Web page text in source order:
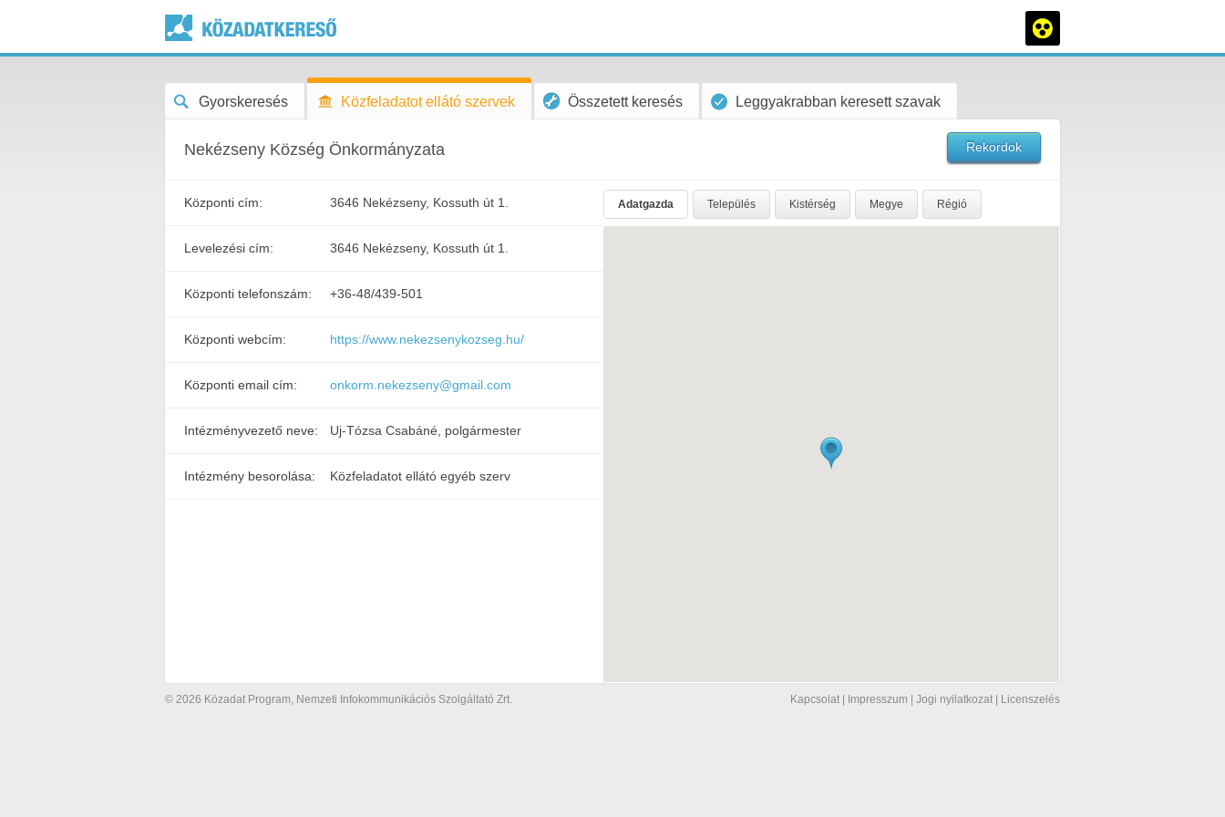
Gyorskeresés Közfeladatot ellátó szervek Összetett keresés Leggyakrabban keresett szavak
Nekézseny Község Önkormányzata Rekordok
Központi cím: 3646 Nekézseny, Kossuth út 1.
Levelezési cím: 3646 Nekézseny, Kossuth út 1.
Központi telefonszám: +36-48/439-501
Központi webcím: https://www.nekezsenykozseg.hu/
Központi email cím: onkorm.nekezseny@gmail.com
Intézményvezető neve: Uj-Tózsa Csabáné, polgármester
Intézmény besorolása: Közfeladatot ellátó egyéb szerv
Adatgazda Település Kistérség Megye Régió
© 2026 Közadat Program, Nemzeti Infokommunikációs Szolgáltató Zrt. Kapcsolat Impresszum Jogi nyilatkozat Licenszelés